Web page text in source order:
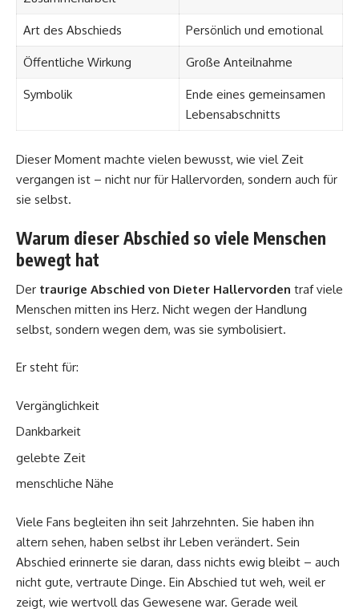
Art des Abschieds Persönlich und emotional
Öffentliche Wirkung Große Anteilnahme
Symbolik
Ende eines gemeinsamen
Lebensabschnitts
Dieser Moment machte vielen bewusst, wie viel Zeit
vergangen ist – nicht nur für Hallervorden, sondern auch für
sie selbst.
Warum dieser Abschied so viele Menschen
bewegt hat
Der traurige Abschied von Dieter Hallervorden traf viele
Menschen mitten ins Herz. Nicht wegen der Handlung
selbst, sondern wegen dem, was sie symbolisiert.
Er steht für:
Vergänglichkeit
Dankbarkeit
gelebte Zeit
menschliche Nähe
Viele Fans begleiten ihn seit Jahrzehnten. Sie haben ihn
altern sehen, haben selbst ihr Leben verändert. Sein
Abschied erinnerte sie daran, dass nichts ewig bleibt – auch
nicht gute, vertraute Dinge. Ein Abschied tut weh, weil er
zeigt, wie wertvoll das Gewesene war. Gerade weil